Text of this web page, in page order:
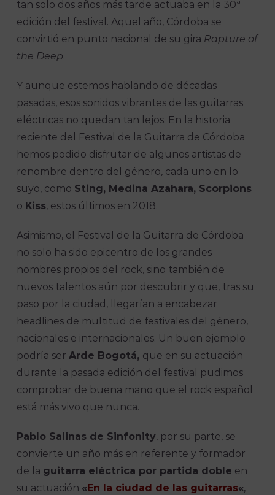
tan solo dos años más tarde actuaba en la 30ª
edición del festival. Aquel año, Córdoba se
convirtió en punto nacional de su gira Rapture of
the Deep.
Y aunque estemos hablando de décadas
pasadas, esos sonidos vibrantes de las guitarras
eléctricas no quedan tan lejos. En la historia
reciente del Festival de la Guitarra de Córdoba
hemos podido disfrutar de algunos artistas de
renombre dentro del género, cada uno en lo
suyo, como Sting, Medina Azahara, Scorpions
o Kiss, estos últimos en 2018.
Asimismo, el Festival de la Guitarra de Córdoba
no solo ha sido epicentro de los grandes
nombres propios del rock, sino también de
nuevos talentos aún por descubrir y que, tras su
paso por la ciudad, llegarían a encabezar
headlines de multitud de festivales del género,
nacionales e internacionales. Un buen ejemplo
podría serArde Bogotá, que en su actuación
durante la pasada edición del festival pudimos
comprobar de buena mano que el rock español
está más vivo que nunca.
Pablo Salinas de Sinfonity, por su parte, se
convierte un año más en referente y formador
de la guitarra eléctrica por partida doble en
su actuación « En la ciudad de las guitarras«,